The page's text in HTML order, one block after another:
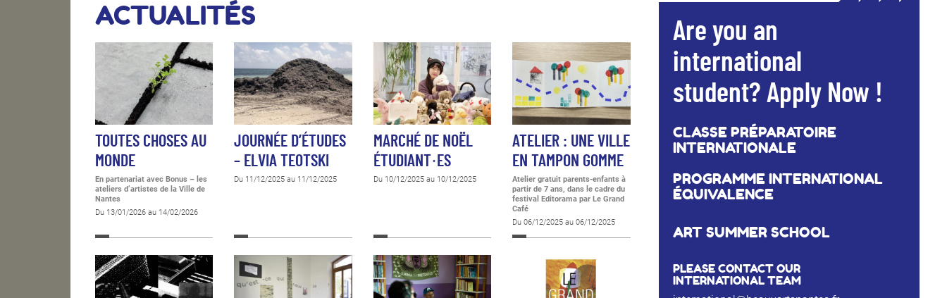
ACTUALITÉS
TOUTES CHOSES AU
MONDE
En partenariat avec Bonus – les
ateliers d’artistes de la Ville de
Nantes
Du 13/01/2026 au 14/02/2026
JOURNÉE D’ÉTUDES
– ELVIA TEOTSKI
Du 11/12/2025 au 11/12/2025
MARCHÉ DE NOËL
ÉTUDIANT·ES
Du 10/12/2025 au 10/12/2025
ATELIER : UNE VILLE
EN TAMPON GOMME
Atelier gratuit parents-enfants à
partir de 7 ans, dans le cadre du
festival Editorama par Le Grand
Café
Du 06/12/2025 au 06/12/2025
Are you an
international
student? Apply Now !
CLASSE PRÉPARATOIRE
INTERNATIONALE
PROGRAMME INTERNATIONAL
ÉQUIVALENCE
ART SUMMER SCHOOL
PLEASE CONTACT OUR
INTERNATIONAL TEAM